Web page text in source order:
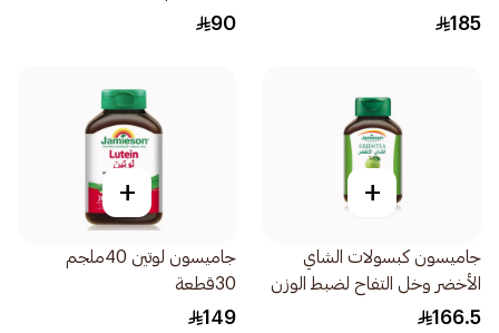
185
90
+
جاميسون كبسولات الشاي
الأخضر وخل التفاح لضبط الوزن
30كبسولة
166.5
+
جاميسون لوتين 40ملجم
30قطعة
149